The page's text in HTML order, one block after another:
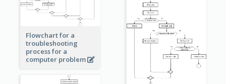
Flowchart for a
troubleshooting
process for a
computer problem